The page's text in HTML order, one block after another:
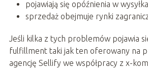
pojawiają się opóźnienia w
sprzedaż obejmuje rynki
Jeśli kilka z tych problemów pojawia
fulfillment taki jak ten oferowany na
agencję Sellify we współpracy z x-